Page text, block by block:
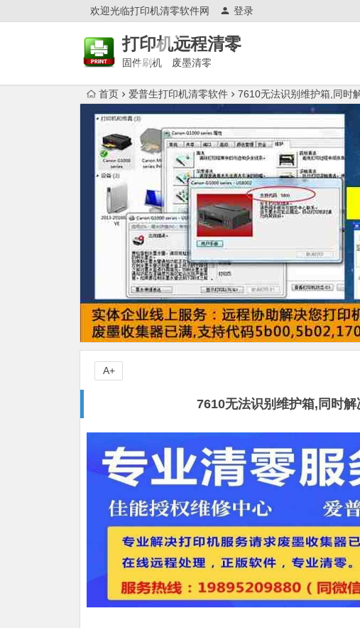
欢迎光临打印机清零软件网 登录
打印机远程清零
固件刷机 废墨清零
首页 爱普生打印机清零软件 7610无法识别维护箱,同时
7610无法识别维护箱,同时解
A+